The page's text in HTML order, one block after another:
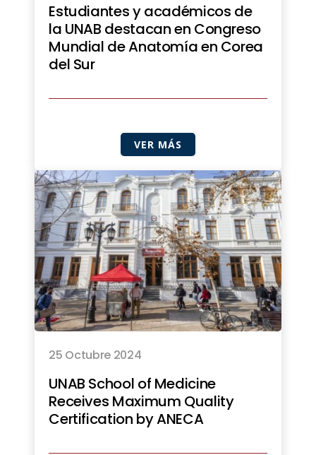
Estudiantes y académicos de
la UNAB destacan en Congreso
Mundial de Anatomía en Corea
del Sur
VER MÁS
25 Octubre 2024
UNAB School of Medicine
Receives Maximum Quality
Certification by ANECA